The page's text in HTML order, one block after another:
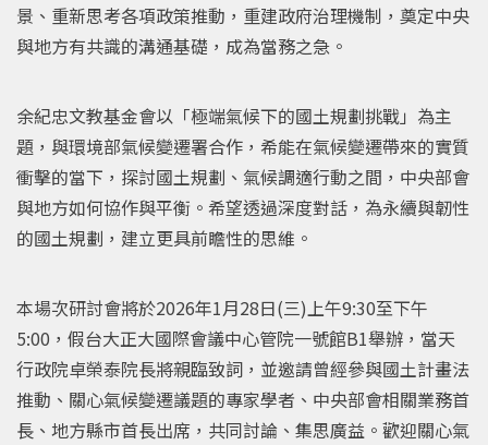
景、重新思考各項政策推動，重建政府治理機制，奠定中央
與地方有共識的溝通基礎，成為當務之急。
余紀忠文教基金會以「極端氣候下的國土規劃挑戰」為主
題，與環境部氣候變遷署合作，希能在氣候變遷帶來的實質
衝擊的當下，探討國土規劃、氣候調適行動之間，中央部會
與地方如何協作與平衡。希望透過深度對話，為永續與韌性
的國土規劃，建立更具前瞻性的思維。
本場次研討會將於2026年1月28日(三)上午9:30至下午
5:00，假台大正大國際會議中心管院一號館B1舉辦，當天
行政院卓榮泰院長將親臨致詞，並邀請曾經參與國土計畫法
推動、關心氣候變遷議題的專家學者、中央部會相關業務首
長、地方縣市首長出席，共同討論、集思廣益。歡迎關心氣